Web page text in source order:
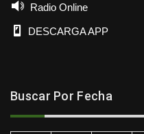
Radio Online
DESCARGA APP
Buscar Por Fecha